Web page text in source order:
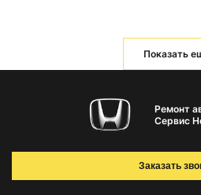
Показать
Ремонт
Сервис
Заказать